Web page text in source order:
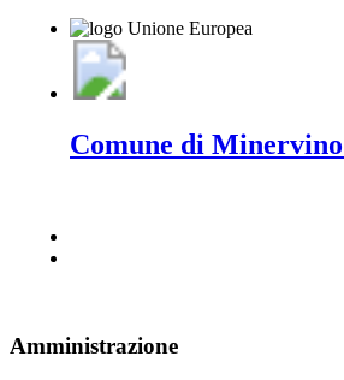
Comune di
Amministrazione